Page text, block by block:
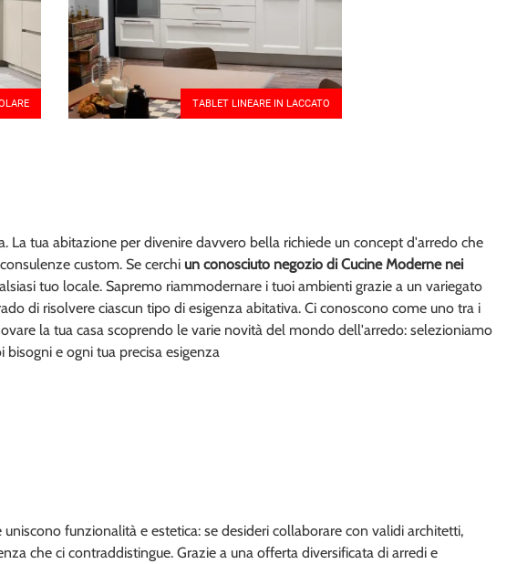
TABLET LINEARE IN LACCATO
tua abitazione per divenire davvero bella richiede un concept d'arredo che
custom. Se cerchi un conosciuto negozio di Cucine Moderne nei
tuo locale. Sapremo riammodernare i tuoi ambienti grazie a un variegato
di risolvere ciascun tipo di esigenza abitativa. Ci conoscono come uno tra i
la tua casa scoprendo le varie novità del mondo dell'arredo: selezioniamo
e ogni tua precisa esigenza
funzionalità e estetica: se desideri collaborare con validi architetti,
che ci contraddistingue. Grazie a una offerta diversificata di arredi e